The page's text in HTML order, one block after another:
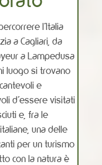
l’Italia
a Cagliari, da
a Lampedusa
luogo si trovano
e
d’essere visitati
e, fra le
una delle
per un turismo
con la natura è